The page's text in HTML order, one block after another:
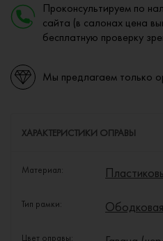
Проконсультируем по
сайта (в салонах цена
бесплатную проверку
Мы предлагаем только
ХАРАКТЕРИСТИКИ ОПРАВЫ
Материал:
Тип рамки: Ободковая
Цвет оправы: